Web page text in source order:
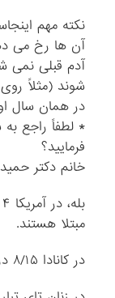
آن ها رخ می
در همان سال
* لطفاً راجع
فرمایید؟
خانم دکتر
مبتلا هستند.
در کانادا ۸/۱۵ درصد کل زنان بالای ۵۰ سال.